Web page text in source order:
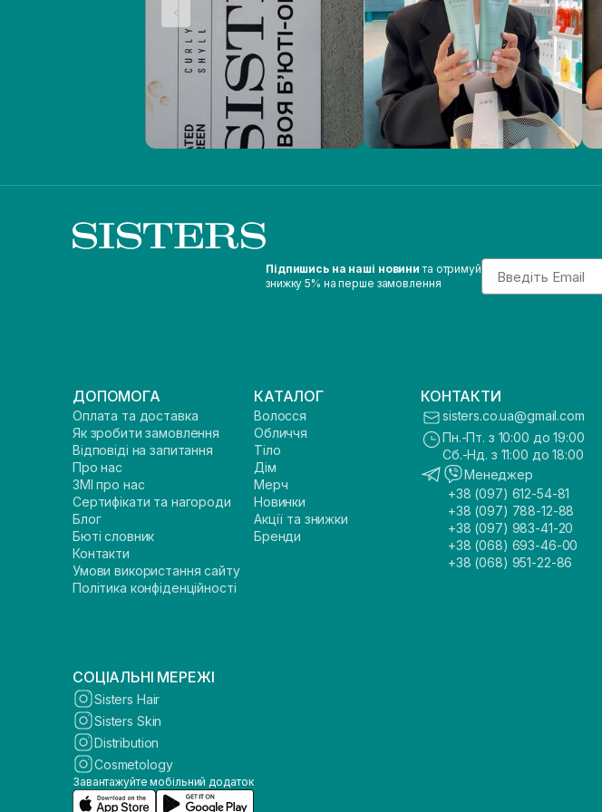
Підпишись на наші новини та отримуй
знижку 5% на перше замовлення
Email
ДОПОМОГА
Оплата та доставка
Як зробити замовлення
Відповіді на запитання
Про нас
ЗМІ про нас
Сертифікати та нагороди
Блог
Бюті словник
Контакти
Умови використання сайту
Політика конфіденційності
КАТАЛОГ
Волосся
Обличчя
Тіло
Дім
Мерч
Новинки
Акції та знижки
Бренди
КОНТАКТИ
sisters.co.ua@gmail.com
Пн.-Пт. з 10:00 до 19:00
Сб.-Нд. з 11:00 до 18:00
Менеджер
+38 (097) 612-54-81
+38 (097) 788-12-88
+38 (097) 983-41-20
+38 (068) 693-46-00
+38 (068) 951-22-86
СОЦІАЛЬНІ МЕРЕЖІ
Sisters Hair
Sisters Skin
Distribution
Cosmetology
Завантажуйте мобільний додаток